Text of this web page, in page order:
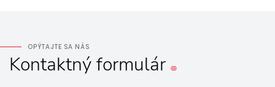
OPÝTAJTE SA NÁS
Kontaktnýformulár